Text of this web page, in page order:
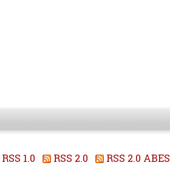
RSS 1.0 RSS 2.0 RSS 2.0 ABES